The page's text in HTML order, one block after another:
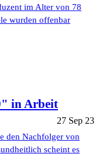
im Alter von 78
wurden offenbar
in Arbeit
27 Sep 23
den Nachfolger von
scheint es